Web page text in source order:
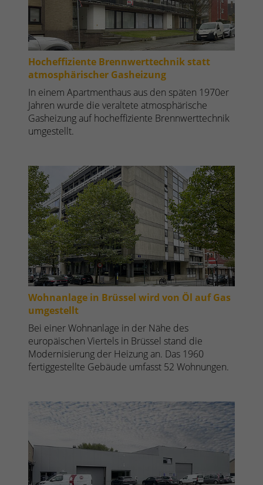
Hocheffiziente Brennwerttechnik statt
atmosphärischer Gasheizung
In einem Apartmenthaus aus den späten 1970er
Jahren wurde die veraltete atmosphärische
Gasheizung auf hocheffiziente Brennwerttechnik
umgestellt.
Wohnanlage in Brüssel wird von Öl auf Gas
umgestellt
Bei einer Wohnanlage in der Nähe des
europäischen Viertels in Brüssel stand die
Modernisierung der Heizung an. Das 1960
fertiggestellte Gebäude umfasst 52 Wohnungen.